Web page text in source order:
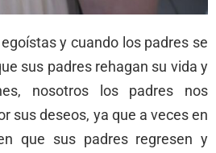
y cuando los padres se
sus padres rehagan su vida y
nosotros los padres nos
sus deseos, ya que a veces en
que sus padres regresen y